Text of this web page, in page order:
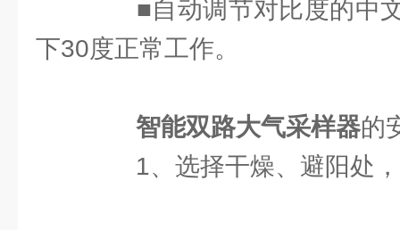
■自动调节对比度的中文
下30度正常工作。
智能双路大气采样器的
1、选择干燥、避阳处，